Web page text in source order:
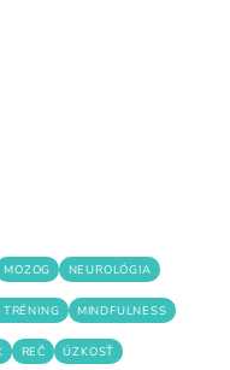
MOZOG NEUROLÓGIA
MINDFULNESS
REČ ÚZKOSŤ